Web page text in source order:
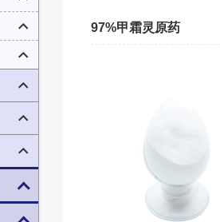
97%甲霜灵原药